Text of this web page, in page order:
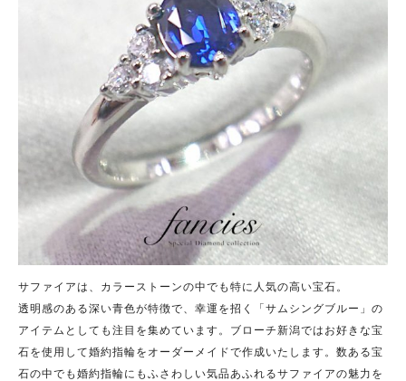
サファイアは、カラーストーンの中でも特に人気の高い宝石。
透明感のある深い青色が特徴で、幸運を招く「サムシングブルー」の
アイテムとしても注目を集めています。 ブローチ新潟ではお好きな宝
石を使用して婚約指輪をオーダーメイドで作成いたします。数ある宝
石の中でも婚約指輪にもふさわしい気品あふれるサファイアの魅力を